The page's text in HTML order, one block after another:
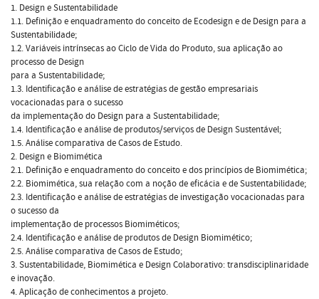
1. Design e Sustentabilidade
1.1. Definição e enquadramento do conceito de Ecodesign e de Design para a
Sustentabilidade;
1.2. Variáveis intrínsecas ao Ciclo de Vida do Produto, sua aplicação ao
processo de Design
para a Sustentabilidade;
1.3. Identificação e análise de estratégias de gestão empresariais
vocacionadas para o sucesso
da implementação do Design para a Sustentabilidade;
1.4. Identificação e análise de produtos/serviços de Design Sustentável;
1.5. Análise comparativa de Casos de Estudo.
2. Design e Biomimética
2.1. Definição e enquadramento do conceito e dos princípios de Biomimética;
2.2. Biomimética, sua relação com a noção de eficácia e de Sustentabilidade;
2.3. Identificação e análise de estratégias de investigação vocacionadas para
o sucesso da
implementação de processos Biomiméticos;
2.4. Identificação e análise de produtos de Design Biomimético;
2.5. Análise comparativa de Casos de Estudo;
3. Sustentabilidade, Biomimética e Design Colaborativo: transdisciplinaridade
e inovação.
4. Aplicação de conhecimentos a projeto.